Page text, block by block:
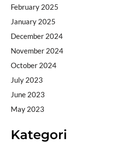
February 2025
January 2025
December 2024
November 2024
October 2024
July 2023
June 2023
May 2023
Kategori